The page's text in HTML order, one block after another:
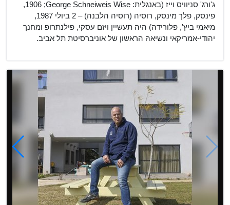
ג'ורג' סניוויס וייז (באנגלית: George Schneiweis Wise;‏ 1906,
פינסק, פלך מינסק, רוסיה (רוסיה הלבנה) – 2 ביולי 1987,
מיאמי ביץ', פלורידה) היה תעשיין ויזם עסקי, פילנתרופ ומחנך
יהודי-אמריקאי ונשיאהּ הראשון של אוניברסיטת תל אביב.